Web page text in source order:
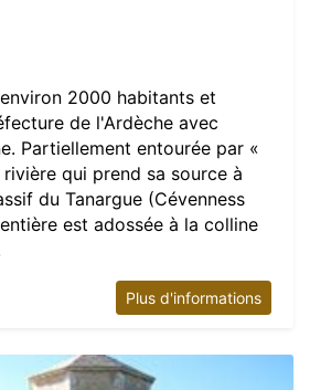
2000 habitants et
de l'Ardèche avec
Partiellement entourée par «
qui prend sa source à
du Tanargue (Cévenness
est adossée à la colline
Plus d'informations